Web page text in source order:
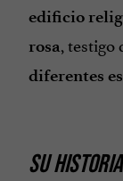
edificio
rosa, testigo
diferentes
SU HISTORIA